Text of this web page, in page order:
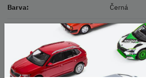
Barva: Černá
Rozměr pneu: 215/40 R17
Vozidlo: Fabia III